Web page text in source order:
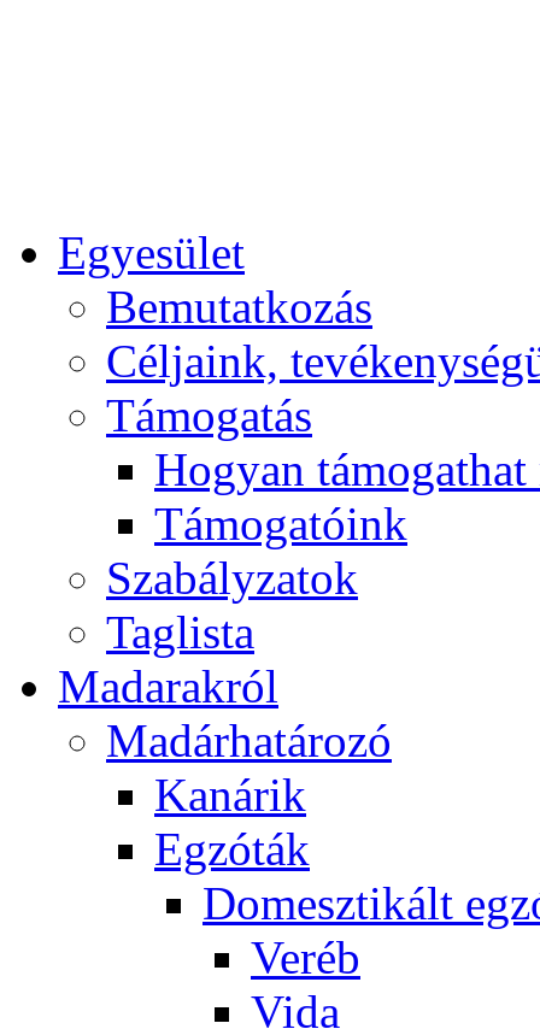
Egyesület
Bemutatkozás
Céljaink,
Támogatás
Hogyan
Támogatóink
Szabályzatok
Taglista
Madarakról
Madárhatározó
Kanárik
Egzóták
Domesztikált
Veréb
Vida